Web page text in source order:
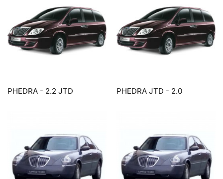
PHEDRA - 2.2 JTD PHEDRA JTD - 2.0